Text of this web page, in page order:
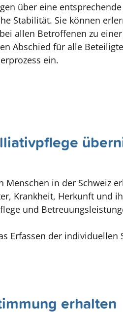
über eine
Stabilität. Sie können
allen Betroffenen zu
Abschied für alle
ein.
Menschen in der Schweiz
Krankheit, Herkunft und
und
Erfassen der
erhalten